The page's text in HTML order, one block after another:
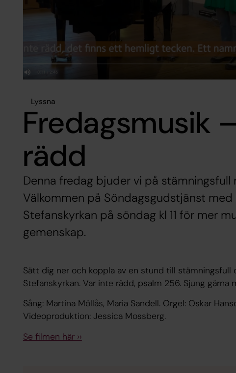
Lyssna
Fredagsmusik
rädd
Denna fredag bjuder vi på stämningsfull
Välkommen på Söndagsgudstjänst
Stefanskyrkan på söndag kl 11 för mer
gemenskap.
Sätt dig ner och koppla av en stund till stämningsfull
Stefanskyrkan. Var inte rädd, psalm 256. Sjung gärna
Sång: Martina Möllås, Maria Sandell. Orgel: Oskar
Videoproduktion: Jessica Mossberg.
Se filmen här ››